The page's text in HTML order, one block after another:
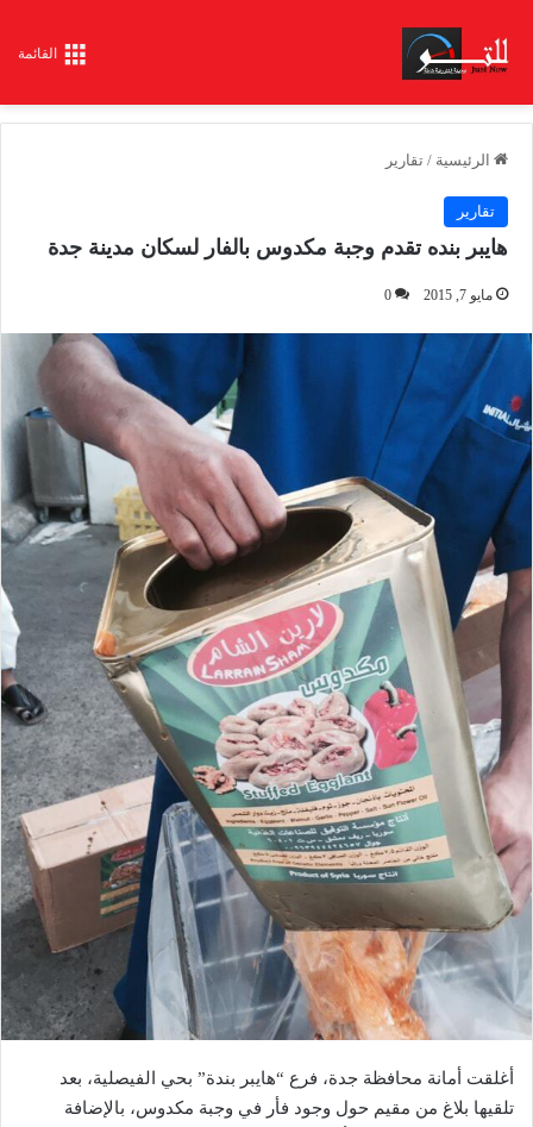
القائمة
الرئيسية / تقارير
تقارير
هايبر بنده تقدم وجبة مكدوس بالفار لسكان مدينة جدة
مايو 7, 2015 0
أغلقت أمانة محافظة جدة، فرع “هايبر بندة” بحي الفيصلية، بعد
تلقيها بلاغ من مقيم حول وجود فأر في وجبة مكدوس، بالإضافة